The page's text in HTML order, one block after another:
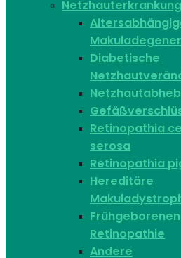
Diabetische
Retinopathia
serosa
Retinopathia
Hereditäre
Frühgeborenen
Retinopathie
Andere